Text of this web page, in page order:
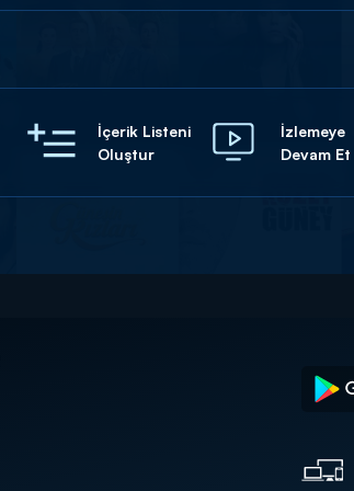
İçerik Listeni
Oluştur
İzlemeye
Devam Et